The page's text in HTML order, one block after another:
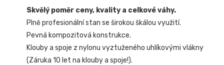
Skvělý poměr ceny, kvality a celkové váhy.
Plně profesionální stan se širokou škálou využití.
Pevná kompozitová konstrukce.
Klouby a spoje z nylonu vyztuženého uhlíkovými vlákny
(Záruka 10 let na klouby a spoje!).